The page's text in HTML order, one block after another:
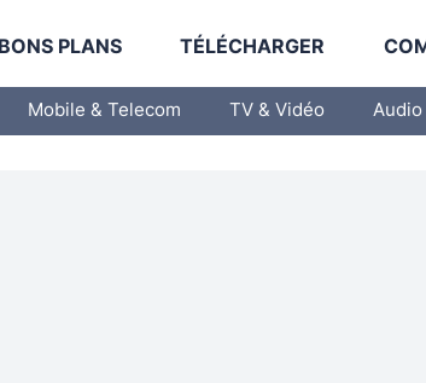
BONS PLANS TÉLÉCHARGER
Mobile & Telecom TV & Vidéo Audio